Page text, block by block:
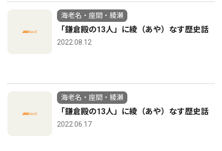
海老名・座間・綾瀬
「鎌倉殿の13人」に綾（あや）なす歴史話
2022.08.12
海老名・座間・綾瀬
「鎌倉殿の13人」に綾（あや）なす歴史話
2022.06.17